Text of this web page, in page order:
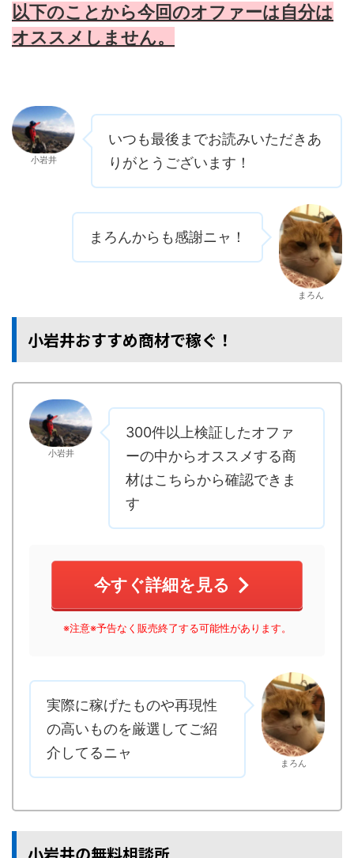
以下のことから今回のオファーは自分は
オススメしません。
小岩井
いつも最後までお読みいただきあ
りがとうございます！
まろんからも感謝ニャ！
まろん
小岩井おすすめ商材で稼ぐ！
小岩井
300件以上検証したオファ
ーの中からオススメする商
材はこちらから確認できま
す
今すぐ詳細を見る
※注意※予告なく販売終了する可能性があります。
実際に稼げたものや再現性
の高いものを厳選してご紹
介してるニャ
まろん